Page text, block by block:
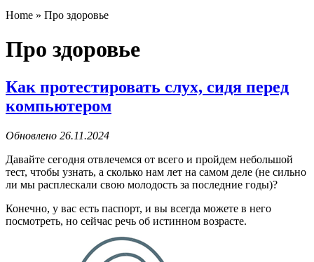
Home » Про здоровье
Про здоровье
Как протестировать слух, сидя перед
компьютером
Обновлено 26.11.2024
Давайте сегодня отвлечемся от всего и пройдем небольшой
тест, чтобы узнать, а сколько нам лет на самом деле (не сильно
ли мы расплескали свою молодость за последние годы)?
Конечно, у вас есть паспорт, и вы всегда можете в него
посмотреть, но сейчас речь об истинном возрасте.